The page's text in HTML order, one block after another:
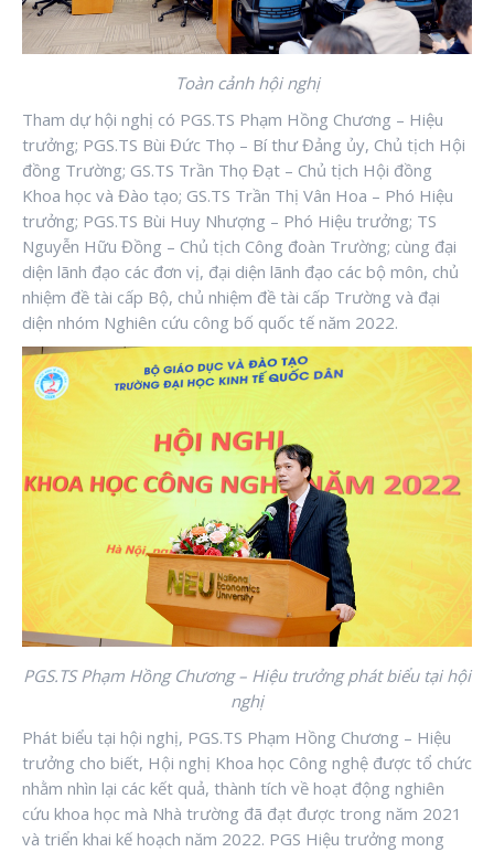
Toàn cảnh hội nghị
Tham dự hội nghị có PGS.TS Phạm Hồng Chương – Hiệu
trưởng; PGS.TS Bùi Đức Thọ – Bí thư Đảng ủy, Chủ tịch Hội
đồng Trường; GS.TS Trần Thọ Đạt – Chủ tịch Hội đồng
Khoa học và Đào tạo; GS.TS Trần Thị Vân Hoa – Phó Hiệu
trưởng; PGS.TS Bùi Huy Nhượng – Phó Hiệu trưởng; TS
Nguyễn Hữu Đồng – Chủ tịch Công đoàn Trường; cùng đại
diện lãnh đạo các đơn vị, đại diện lãnh đạo các bộ môn, chủ
nhiệm đề tài cấp Bộ, chủ nhiệm đề tài cấp Trường và đại
diện nhóm Nghiên cứu công bố quốc tế năm 2022.
PGS.TS Phạm Hồng Chương – Hiệu trưởng phát biểu tại hội
nghị
Phát biểu tại hội nghị, PGS.TS Phạm Hồng Chương – Hiệu
trưởng cho biết, Hội nghị Khoa học Công nghệ được tổ chức
nhằm nhìn lại các kết quả, thành tích về hoạt động nghiên
cứu khoa học mà Nhà trường đã đạt được trong năm 2021
và triển khai kế hoạch năm 2022. PGS Hiệu trưởng mong